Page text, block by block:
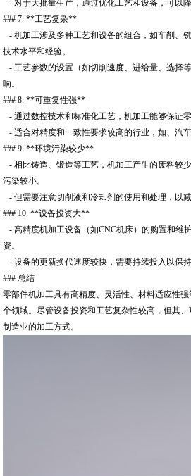
- 对于大批量生产，通过优化工艺和设备，可以降
### 7. **工艺复杂**
- 机加工涉及多种工艺和设备的组合，如车削、
技术水平和经验。
- 工艺参数的设置（如切削速度、进给量、选择
响。
### 8. **可重复性强**
- 通过数控技术和标准化工艺，机加工能够保证
- 适合对精度和一致性要求较高的行业，如、汽车
### 9. **环境污染较少**
- 相比铸造、锻造等工艺，机加工产生的废料较
污染较小。
- 但需要注意切削液和冷却剂的使用和处理，以
### 10. **设备投资大**
- 高精度机加工设备（如CNC机床）的购置和维
资。
- 设备的更新换代速度较快，需要持续投入以保持
### 总结
零部件机加工具有高精度、灵活性、材料适应性
个领域。尽管设备投资和工艺复杂性较高，但其
制造业的加工方式。